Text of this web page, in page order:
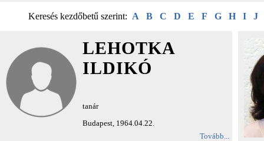
Keresés kezdőbetű szerint: A B C D E F G H I J
LEHOTKA
ILDIKÓ
tanár
Budapest, 1964.04.22.
Tovább...